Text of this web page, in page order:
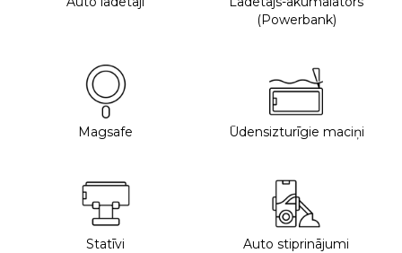
(Powerbank)
Magsafe Ūdensizturīgie maciņi
Statīvi Auto stiprinājumi